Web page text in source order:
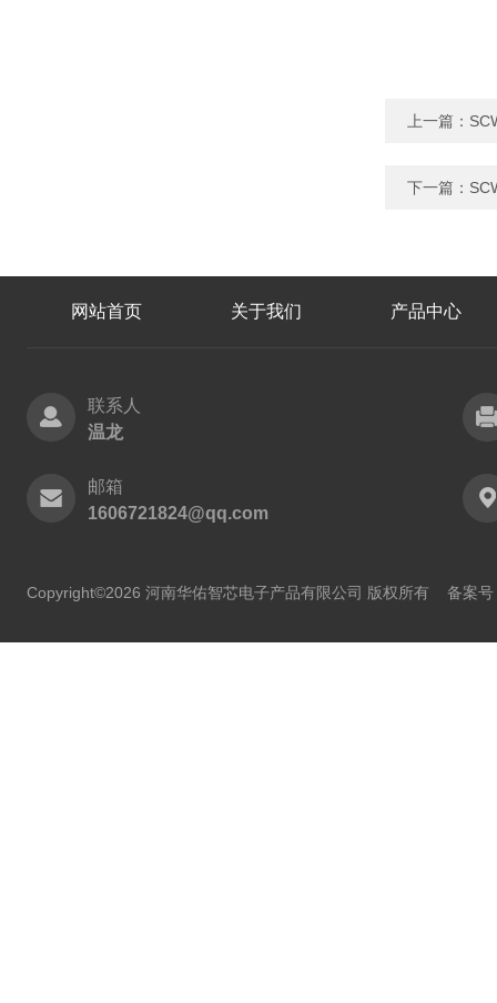
上一篇：
下一篇：
网站首页 关于我们 产品中心
联系人
温龙
邮箱
1606721824@qq.com
Copyright©2026 河南华佑智芯电子产品有限公司 版权所有 备案